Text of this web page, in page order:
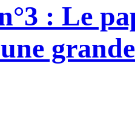
: Le